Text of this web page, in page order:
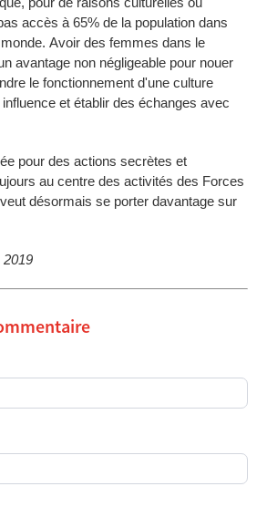
accès à 65% de la population dans
Avoir des femmes dans le
avantage non négligeable pour nouer
le fonctionnement d'une culture
et établir des échanges avec
pour des actions secrètes et
au centre des activités des Forces
désormais se porter davantage sur
2019